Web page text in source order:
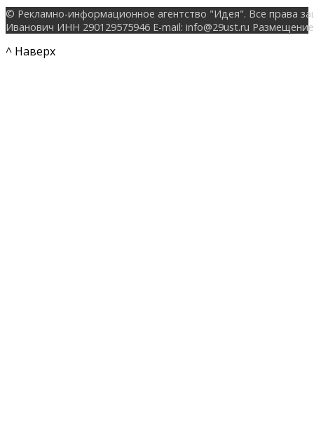
© Рекламно-информационное агентство "Идея". Все права
Иванович ИНН 290129575946 E-mail: info@29ust.ru
^ Наверх